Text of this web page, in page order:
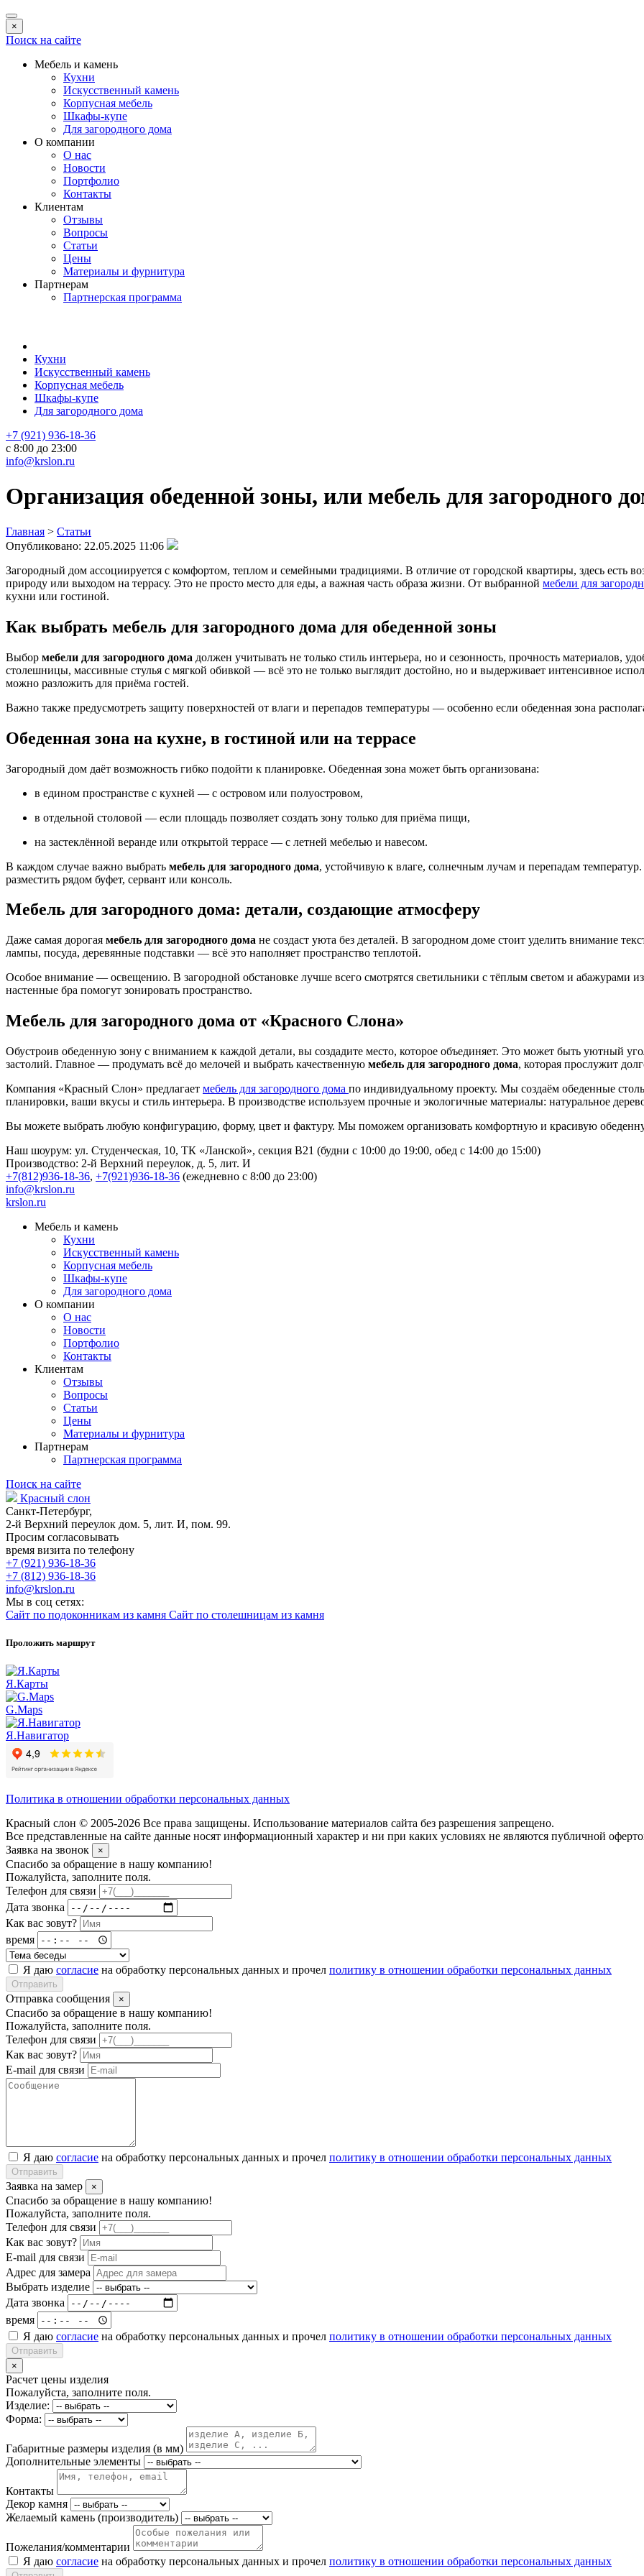
×
Поиск на сайте
Мебель и камень
Кухни
Искусственный камень
Корпусная мебель
Шкафы-купе
Для загородного дома
О компании
О нас
Новости
Портфолио
Контакты
Клиентам
Отзывы
Вопросы
Статьи
Цены
Материалы и фурнитура
Партнерам
Партнерская программа
Кухни
Искусственный камень
Корпусная мебель
Шкафы-купе
Для загородного дома
+7 (921) 936-18-36
с 8:00 до 23:00
info@krslon.ru
Организация обеденной зоны, или мебель для загородного
Главная > Статьи
Опубликовано: 22.05.2025 11:06
Загородный дом ассоциируется с комфортом, теплом и семейными традициями. В отличие от городской квартиры, здесь есть
природу или выходом на террасу. Это не просто место для еды, а важная часть образа жизни. От выбранной мебели для
кухни или гостиной.
Как выбрать мебель для загородного дома для обеденной зоны
Выбор мебели для загородного дома должен учитывать не только стиль интерьера, но и сезонность, прочность материалов,
столешницы, массивные стулья с мягкой обивкой — всё это не только выглядит достойно, но и выдерживает интенсивное
можно разложить для приёма гостей.
Важно также предусмотреть защиту поверхностей от влаги и перепадов температуры — особенно если обеденная зона
Обеденная зона на кухне, в гостиной или на террасе
Загородный дом даёт возможность гибко подойти к планировке. Обеденная зона может быть организована:
в едином пространстве с кухней — с островом или полуостровом,
в отдельной столовой — если площадь позволяет создать зону только для приёма пищи,
на застеклённой веранде или открытой террасе — с летней мебелью и навесом.
В каждом случае важно выбрать мебель для загородного дома, устойчивую к влаге, солнечным лучам и перепадам
разместить рядом буфет, сервант или консоль.
Мебель для загородного дома: детали, создающие атмосферу
Даже самая дорогая мебель для загородного дома не создаст уюта без деталей. В загородном доме стоит уделить внимание
лампы, посуда, деревянные подставки — всё это наполняет пространство теплотой.
Особое внимание — освещению. В загородной обстановке лучше всего смотрятся светильники с тёплым светом и абажурами
настенные бра помогут зонировать пространство.
Мебель для загородного дома от «Красного Слона»
Обустроив обеденную зону с вниманием к каждой детали, вы создадите место, которое объединяет. Это может быть уютный
застолий. Главное — продумать всё до мелочей и выбрать качественную мебель для загородного дома, которая прослужит
Компания «Красный Слон» предлагает мебель для загородного дома по индивидуальному проекту. Мы создаём обеденные
планировки, ваши вкусы и стиль интерьера. В производстве используем прочные и экологичные материалы: натуральное
Вы можете выбрать любую конфигурацию, форму, цвет и фактуру. Мы поможем организовать комфортную и красивую
Наш шоурум: ул. Студенческая, 10, ТК «Ланской», секция В21 (будни с 10:00 до 19:00, обед с 14:00 до 15:00)
Производство: 2-й Верхний переулок, д. 5, лит. И
+7(812)936-18-36, +7(921)936-18-36 (ежедневно с 8:00 до 23:00)
info@krslon.ru
krslon.ru
Мебель и камень
Кухни
Искусственный камень
Корпусная мебель
Шкафы-купе
Для загородного дома
О компании
О нас
Новости
Портфолио
Контакты
Клиентам
Отзывы
Вопросы
Статьи
Цены
Материалы и фурнитура
Партнерам
Партнерская программа
Поиск на сайте
Красный слон
Санкт-Петербург,
2-й Верхний переулок дом. 5, лит. И, пом. 99.
Просим согласовывать
время визита по телефону
+7 (921) 936-18-36
+7 (812) 936-18-36
info@krslon.ru
Мы в соц сетях:
Сайт по подоконникам из камня Сайт по столешницам из камня
Проложить маршрут
Я.Карты
G.Maps
Я.Навигатор
Политика в отношении обработки персональных данных
Красный слон © 2005-2026 Все права защищены. Использование материалов сайта без разрешения запрещено.
Все представленные на сайте данные носят информационный характер и ни при каких условиях не являются публичной
Заявка на звонок
×
Спасибо за обращение в нашу компанию!
Пожалуйста, заполните поля.
Телефон для связи
Дата звонка
Как вас зовут?
время
Я даю согласие на обработку персональных данных и прочел политику в отношении обработки персональных данных
Отправить
Отправка сообщения ×
Спасибо за обращение в нашу компанию!
Пожалуйста, заполните поля.
Телефон для связи
Как вас зовут?
E-mail для связи
Я даю согласие на обработку персональных данных и прочел политику в отношении обработки персональных данных
Отправить
Заявка на замер ×
Спасибо за обращение в нашу компанию!
Пожалуйста, заполните поля.
Телефон для связи
Как вас зовут?
E-mail для связи
Адрес для замера
Выбрать изделие
Дата звонка
время
Я даю согласие на обработку персональных данных и прочел политику в отношении обработки персональных данных
Отправить
×
Расчет цены изделия
Пожалуйста, заполните поля.
Изделие:
Форма:
Габаритные размеры изделия (в мм)
Дополнительные элементы
Контакты
Декор камня
Желаемый камень (производитель)
Пожелания/комментарии
Я даю согласие на обработку персональных данных и прочел политику в отношении обработки персональных данных